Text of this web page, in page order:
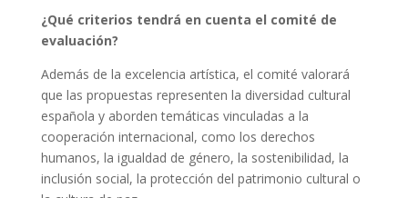
¿Qué criterios tendrá en cuenta el comité de
evaluación?
Además de la excelencia artística, el comité valorará
que las propuestas representen la diversidad cultural
española y aborden temáticas vinculadas a la
cooperación internacional, como los derechos
humanos, la igualdad de género, la sostenibilidad, la
inclusión social, la protección del patrimonio cultural o